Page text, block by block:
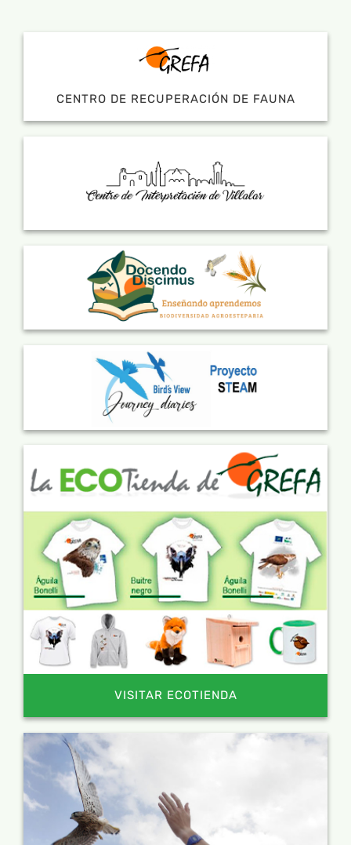
CENTRO DE RECUPERACIÓN DE FAUNA
VISITAR ECOTIENDA